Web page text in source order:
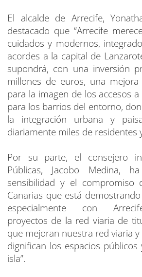
El alcalde de Arrecife,
destacado que “Arrecife
cuidados y modernos,
acordes a la capital de
supondrá, con una inversión
millones de euros, una
para la imagen de los accesos
para los barrios del entorno,
la integración urbana y
diariamente miles de residentes
Por su parte, el consejero
Públicas, Jacobo Medina,
sensibilidad y el compromiso
Canarias que está
especialmente con
proyectos de la red viaria de
que mejoran nuestra red viaria
dignifican los espacios públicos
isla”.